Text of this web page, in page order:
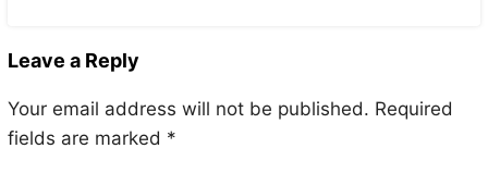
Leave a Reply
Your email address will not be published. Required
fields are marked *